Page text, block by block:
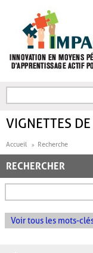
FORMULAIRE DE
VIGNETTES
Accueil Recherche
RECHERCHER
Voir tous les mots-